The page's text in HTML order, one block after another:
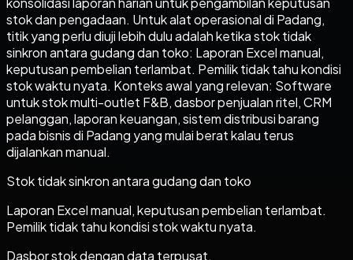
stok dan pengadaan. Untuk alat operasional di Padang,
titik yang perlu diuji lebih dulu adalah ketika stok tidak
sinkron antara gudang dan toko: Laporan Excel manual,
keputusan pembelian terlambat. Pemilik tidak tahu kondisi
stok waktu nyata. Konteks awal yang relevan: Software
untuk stok multi-outlet F&B, dasbor penjualan ritel, CRM
pelanggan, laporan keuangan, sistem distribusi barang
pada bisnis di Padang yang mulai berat kalau terus
dijalankan manual.
Stok tidak sinkron antara gudang dan toko
Laporan Excel manual, keputusan pembelian terlambat.
Pemilik tidak tahu kondisi stok waktu nyata.
Dasbor stok dengan data terpusat.